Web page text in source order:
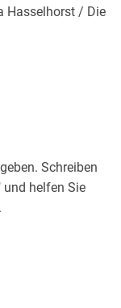
Hasselhorst / Die
Schreiben
und helfen Sie